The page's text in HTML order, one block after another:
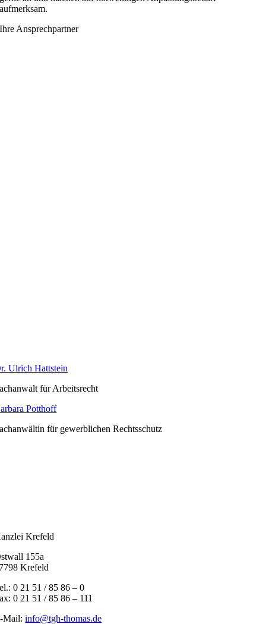
aufmerksam.
Ihre Ansprechpartner
Ulrich Hattstein
für Arbeitsrecht
Potthoff
für gewerblichen Rechtsschutz
Krefeld
155a
Krefeld
0 21 51 / 85 86 – 0
0 21 51 / 85 86 – 111
Mail:info@tgh-thomas.de